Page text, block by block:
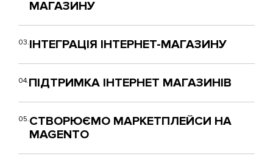
МАГАЗИНУ
03.ІНТЕГРАЦІЯ ІНТЕРНЕТ-МАГАЗИНУ
04.ПІДТРИМКА ІНТЕРНЕТ МАГАЗИНІВ
05.СТВОРЮЄМО МАРКЕТПЛЕЙСИ НА
MAGENTO